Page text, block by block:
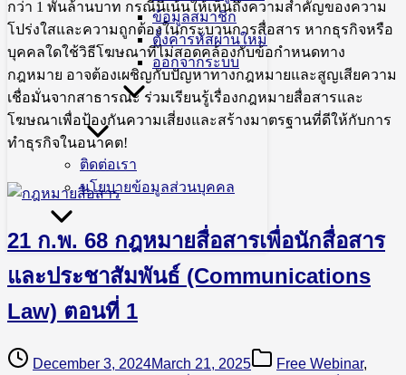
ข้อมูลสมาชิก
ตั้งค่ารหัสผ่านใหม่
ออกจากระบบ
ติดต่อเรา
นโยบายข้อมูลส่วนบุคคล
กว่า 1 พันล้านบาท กรณีนี้เน้นให้เห็นถึงความสำคัญของความ
โปร่งใสและความถูกต้องในกระบวนการสื่อสาร หากธุรกิจหรือ
บุคคลใดใช้วิธีโฆษณาที่ไม่สอดคล้องกับข้อกำหนดทาง
กฎหมาย อาจต้องเผชิญกับปัญหาทางกฎหมายและสูญเสียความ
เชื่อมั่นจากสาธารณะ ร่วมเรียนรู้เรื่องกฎหมายสื่อสารและ
โฆษณาเพื่อป้องกันความเสี่ยงและสร้างมาตรฐานที่ดีให้กับการ
ทำธุรกิจในอนาคต!
21 ก.พ. 68 กฎหมายสื่อสารเพื่อนักสื่อสาร
และประชาสัมพันธ์ (Communications
Law) ตอนที่ 1
December 3, 2024March 21, 2025 Free Webinar,